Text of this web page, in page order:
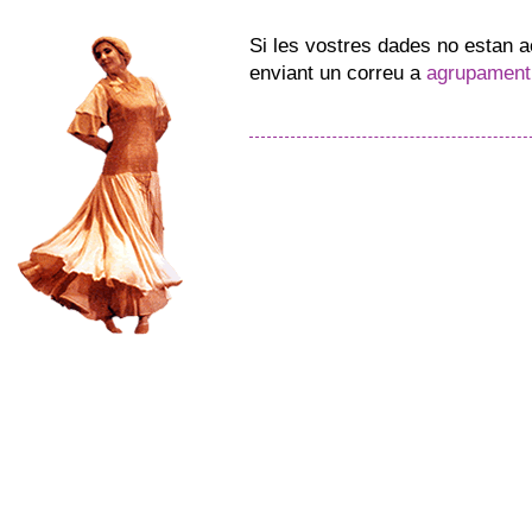
Si les vostres dades no estan
enviant un correu a